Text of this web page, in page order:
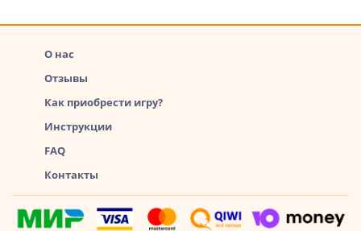
О нас
Отзывы
Как приобрести игру?
Инструкции
FAQ
Контакты